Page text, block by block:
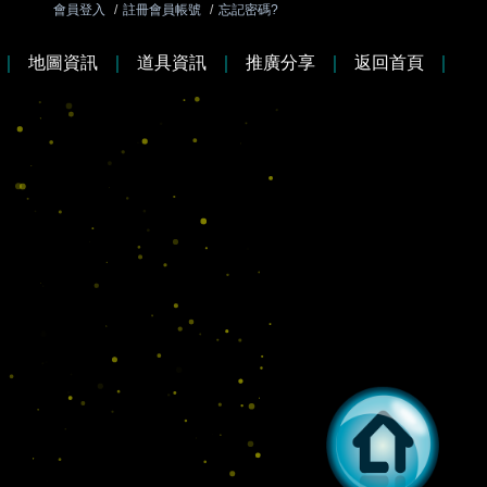
會員登入 / 註冊會員帳號 / 忘記密碼?